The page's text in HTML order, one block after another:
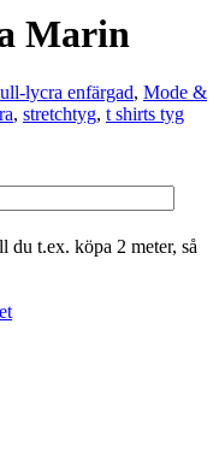
Marin
lycra enfärgad, Mode &
, stretchtyg, t shirts tyg
du t.ex. köpa 2 meter, så